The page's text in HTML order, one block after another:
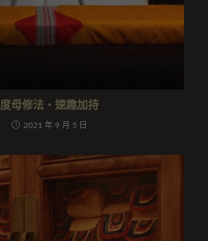
度母修法・速趣加持
2021 年 9 月 5 日